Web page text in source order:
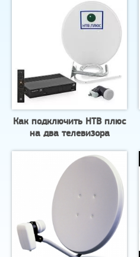
Как подключить НТВ плюс
на два телевизора